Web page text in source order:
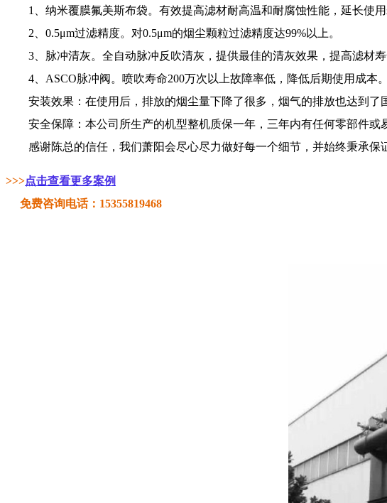
1、纳米覆膜氟美斯布袋。有效提高滤材耐高温和耐腐蚀性能，延长使用
2、0.5μm过滤精度。对0.5μm的烟尘颗粒过滤精度达99%以上。
3、脉冲清灰。全自动脉冲反吹清灰，提供最佳的清灰效果，提高滤材寿
4、ASCO脉冲阀。喷吹寿命200万次以上故障率低，降低后期使用成本。
安装效果：在使用后，排放的烟尘量下降了很多，烟气的排放也达到了
安全保障：本公司所生产的机型整机质保一年，三年内有任何零部件或
感谢陈总的信任，我们萧阳会尽心尽力做好每一个细节，并始终秉承保
>>>点击查看更多案例
免费咨询电话：15355819468